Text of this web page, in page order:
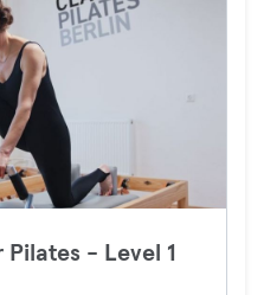
Pilates - Level 1